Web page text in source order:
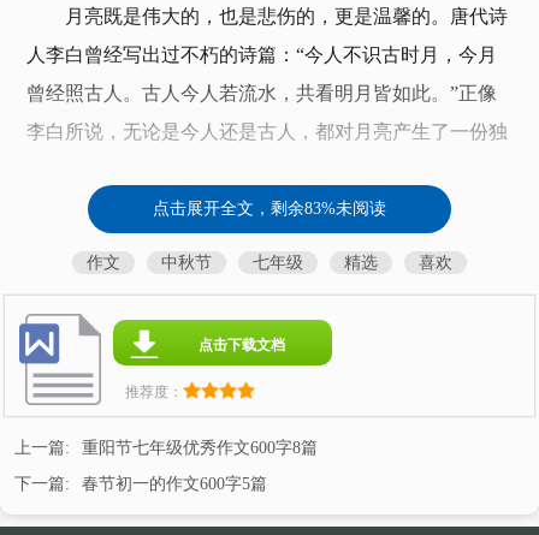
月亮既是伟大的，也是悲伤的，更是温馨的。唐代诗
人李白曾经写出过不朽的诗篇：“今人不识古时月，今月
曾经照古人。古人今人若流水，共看明月皆如此。”正像
李白所说，无论是今人还是古人，都对月亮产生了一份独
晚霞消退，太阳渐渐褪去了明亮的光辉，留给大地的
是暗红中的忧伤，也许是一份恐惧，把人间带进了黑暗之
中。忽然一种莫名的银白洒在了大地上，我抬头一看，好
不惊喜，啊，月亮，原来是月亮!月亮用她那皎洁的光辉
抚摸着大地，大地更有了一些妩媚和神秘，我们也就少了
一些恐惧，多了一些梦幻。
点击展开全文，剩余83%未阅读
作文 中秋节 七年级 精选 喜欢
推荐度：
点击下载文档
上一篇:
重阳节七年级优秀作文600字8篇
下一篇:
春节初一的作文600字5篇